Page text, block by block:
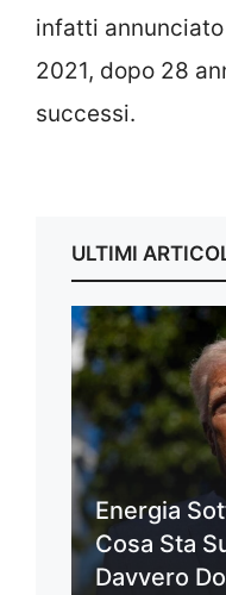
infatti
2021, dopo 28
successi.
ULTIMI
Energia
Cosa Sta
Davvero